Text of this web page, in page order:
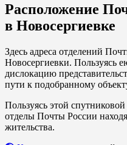
Расположение
в Новосергиевке
Здесь адреса отделений
Новосергиевки. Пользуясь
дислокацию
пути к подобранному
Пользуясь этой
отделы Почты России
жительства.